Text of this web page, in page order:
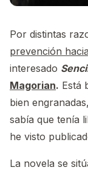
Por distintas
prevención
interesado
Magorian. Está
bien
sabía que tenía
he visto
La novela se